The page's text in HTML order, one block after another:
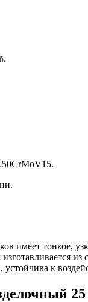
имеет тонкое,
из
устойчива к